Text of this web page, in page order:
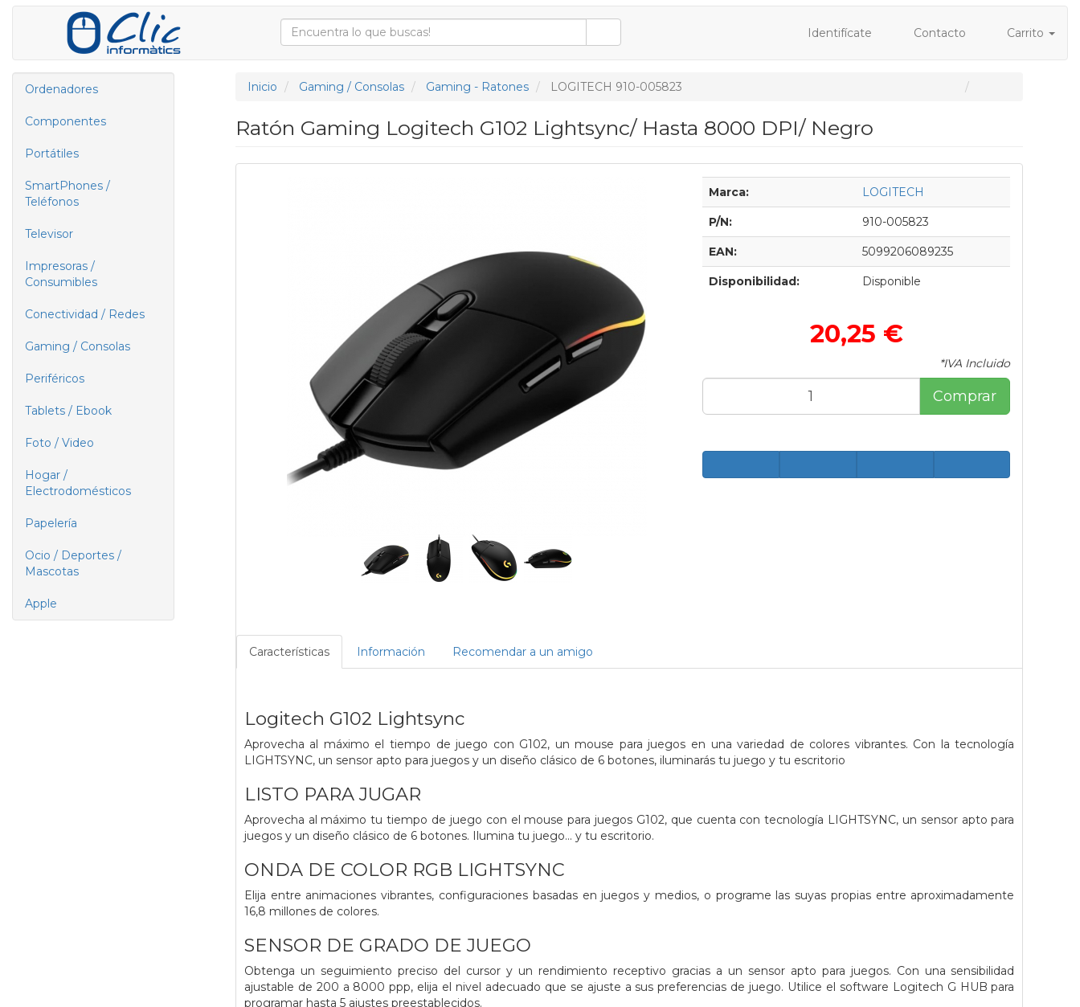
Identifícate Contacto Carrito
Ordenadores
Componentes
Portátiles
SmartPhones /
Teléfonos
Televisor
Impresoras /
Consumibles
Conectividad / Redes
Gaming / Consolas
Periféricos
Tablets / Ebook
Foto / Video
Hogar /
Electrodomésticos
Papelería
Ocio / Deportes /
Mascotas
Apple
Inicio Gaming / Consolas Gaming - Ratones LOGITECH 910-005823
Ratón Gaming Logitech G102 Lightsync/ Hasta 8000 DPI/ Negro
Marca: LOGITECH
P/N: 910-005823
EAN: 5099206089235
Disponibilidad: Disponible
20,25 €
*IVA Incluido
Comprar
Características Información Recomendar a un amigo
Logitech G102 Lightsync
Aprovecha al máximo el tiempo de juego con G102, un mouse para juegos en una variedad de colores vibrantes. Con la tecnología
LIGHTSYNC, un sensor apto para juegos y un diseño clásico de 6 botones, iluminarás tu juego y tu escritorio
LISTO PARA JUGAR
Aprovecha al máximo tu tiempo de juego con el mouse para juegos G102, que cuenta con tecnología LIGHTSYNC, un sensor apto para
juegos y un diseño clásico de 6 botones. Ilumina tu juego... y tu escritorio.
ONDA DE COLOR RGB LIGHTSYNC
Elija entre animaciones vibrantes, configuraciones basadas en juegos y medios, o programe las suyas propias entre aproximadamente
16,8 millones de colores.
SENSOR DE GRADO DE JUEGO
Obtenga un seguimiento preciso del cursor y un rendimiento receptivo gracias a un sensor apto para juegos. Con una sensibilidad
ajustable de 200 a 8000 ppp, elija el nivel adecuado que se ajuste a sus preferencias de juego. Utilice el software Logitech G HUB para
programar hasta 5 ajustes preestablecidos.